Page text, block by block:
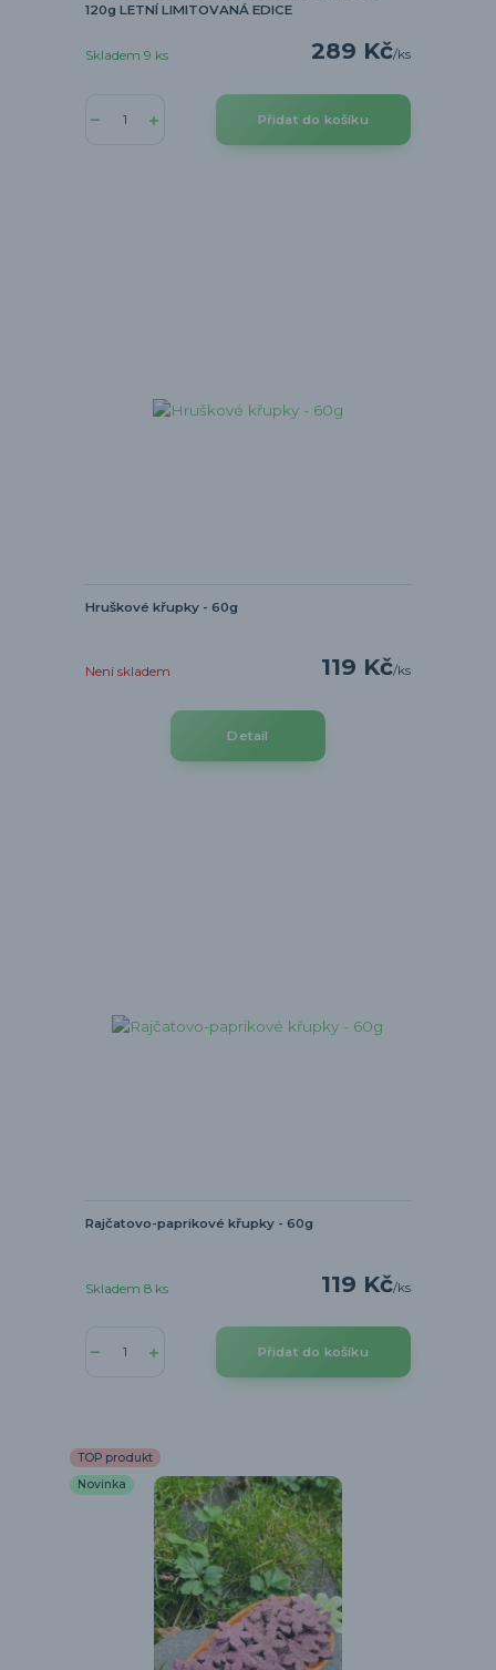
120g LETNÍ LIMITOVANÁ EDICE
289 Kč/ks
Skladem 9 ks
Přidat do košíku
Hruškové křupky - 60g
119 Kč/ks
Není skladem
Detail
Rajčatovo-paprikové křupky - 60g
119 Kč/ks
Skladem 8 ks
Přidat do košíku
TOP produkt
Novinka